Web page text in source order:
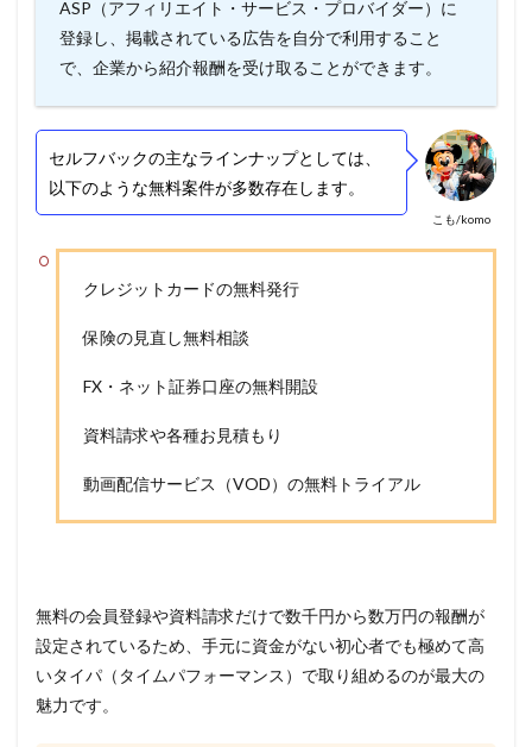
ASP（アフィリエイト・サービス・プロバイダー）に
登録し、掲載されている広告を自分で利用すること
で、企業から紹介報酬を受け取ることができます。
こも/komo
セルフバックの主なラインナップとしては、
以下のような無料案件が多数存在します。
クレジットカードの無料発行
保険の見直し無料相談
FX・ネット証券口座の無料開設
資料請求や各種お見積もり
動画配信サービス（VOD）の無料トライアル
無料の会員登録や資料請求だけで数千円から数万円の報酬が
設定されているため、手元に資金がない初心者でも極めて高
いタイパ（タイムパフォーマンス）で取り組めるのが最大の
魅力です。